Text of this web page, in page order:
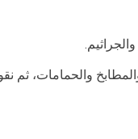
والحمامات،